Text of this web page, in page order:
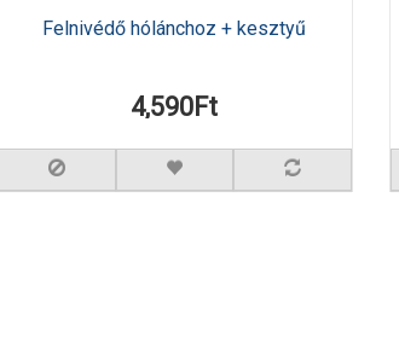
Felnivédő hólánchoz + kesztyű
4,590Ft